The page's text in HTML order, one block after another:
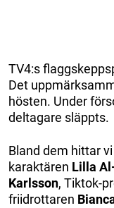
TV4:s
Det
hösten. Under
deltagare släppts.
Bland dem hittar
karaktären Lilla
Karlsson, Tiktok-
friidrottaren